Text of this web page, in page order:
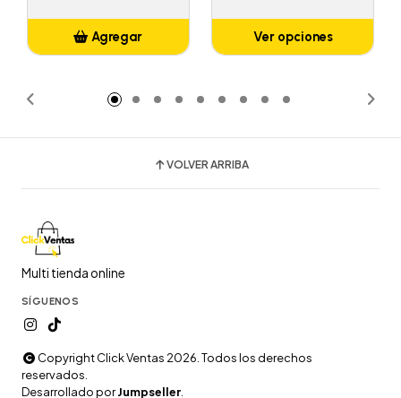
Agregar Ver opciones
VOLVER ARRIBA
Multi tienda online
SÍGUENOS
Copyright Click Ventas 2026. Todos los derechos
reservados.
Desarrollado porJumpseller